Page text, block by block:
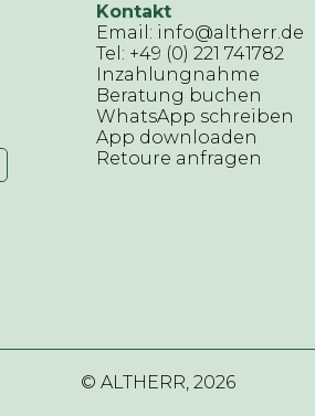
Kontakt
Email: info@altherr.de
Tel: +49 (0) 221 741782
Inzahlungnahme
Beratung buchen
WhatsApp schreiben
App downloaden
Retoure anfragen
© ALTHERR, 2026